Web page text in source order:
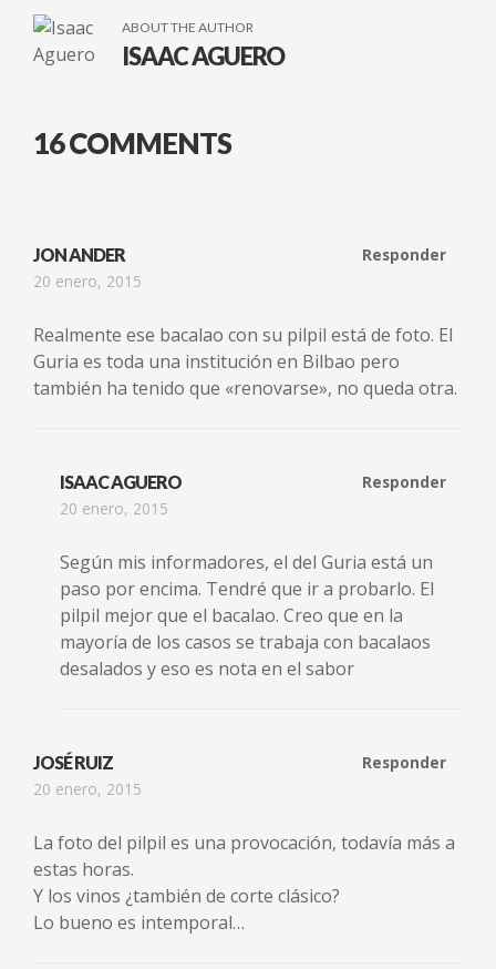
ABOUT THE AUTHOR
ISAAC AGUERO
16 COMMENTS
JON ANDER
20 enero, 2015
Responder
Realmente ese bacalao con su pilpil está de foto. El
Guria es toda una institución en Bilbao pero
también ha tenido que «renovarse», no queda otra.
ISAAC AGUERO
20 enero, 2015
Responder
Según mis informadores, el del Guria está un
paso por encima. Tendré que ir a probarlo. El
pilpil mejor que el bacalao. Creo que en la
mayoría de los casos se trabaja con bacalaos
desalados y eso es nota en el sabor
JOSÉ RUIZ
20 enero, 2015
Responder
La foto del pilpil es una provocación, todavía más a
estas horas.
Y los vinos ¿también de corte clásico?
Lo bueno es intemporal…